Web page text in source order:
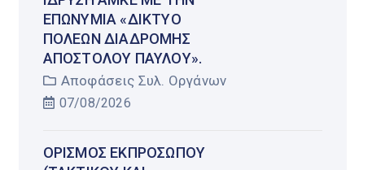
ΕΠΩΝΥΜΊΑ «ΔΊΚΤΥΟ
ΠΌΛΕΩΝ ΔΙΑΔΡΟΜΉΣ
ΑΠΟΣΤΌΛΟΥ ΠΑΎΛΟΥ».
Αποφάσεις Συλ. Οργάνων
07/08/2026
ΟΡΙΣΜΌΣ ΕΚΠΡΟΣΏΠΟΥ